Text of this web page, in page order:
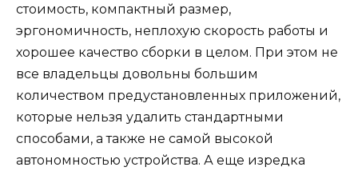
стоимость, компактный размер,
эргономичность, неплохую скорость работы и
хорошее качество сборки в целом. При этом не
все владельцы довольны большим
количеством предустановленных приложений,
которые нельзя удалить стандартными
способами, а также не самой высокой
автономностью устройства. А еще изредка